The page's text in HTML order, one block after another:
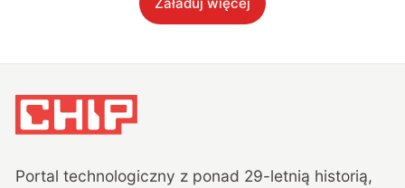
Portal technologiczny z ponad 29-letnią historią,